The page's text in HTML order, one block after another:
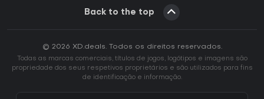
Back to the top
© 2026 XD.deals. Todos os direitos reservados.
Todas as marcas comerciais, títulos de jogos, logótipos e imagens são
propriedade dos seus respetivos proprietários e são utilizados para fins
de identificação e informação.